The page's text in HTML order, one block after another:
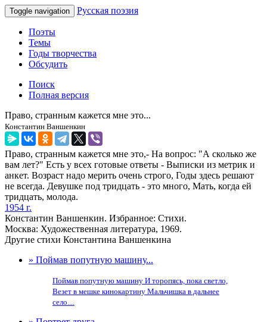
Toggle navigation Русская поэзия
Поэты
Темы
Годы творчества
Обсудить
Поиск
Полная версия
Право, странным кажется мне это...
Константин Ваншенкин
Право, странным кажется мне это,- На вопрос: "А сколько же
вам лет?" Есть у всех готовые ответы - Выписки из метрик и
анкет. Возраст надо мерить очень строго, Годы здесь решают
не всегда. Девушке под тридцать - это много, Мать, когда ей
тридцать, молода.
1954 г.
Константин Ваншенкин. Избранное: Стихи.
Москва: Художественная литература, 1969.
Другие стихи Константина Ваншенкина
» Поймав попутную машину...
Поймав попутную машину И торопясь, пока светло,
Везет в мешке кинокартину Мальчишка в дальнее
село....